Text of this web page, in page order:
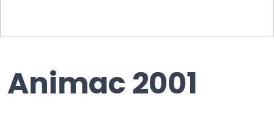
Animac 2001